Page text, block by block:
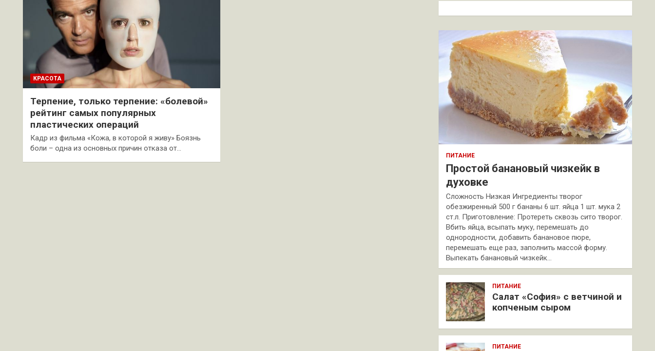
КРАСОТА
Терпение, только терпение: «болевой»
рейтинг самых популярных
пластических операций
Кадр из фильма «Кожа, в которой я живу» Боязнь
боли – одна из основных причин отказа от…
к
ПИТАНИЕ
Простой банановый чизкейк в
духовке
Сложность Низкая Ингредиенты творог
обезжиренный 500 г бананы 6 шт. яйца 1 шт. мука 2
ст.л. Приготовление: Протереть сквозь сито творог.
Вбить яйца, всыпать муку, перемешать до
однородности, добавить банановое пюре,
перемешать еще раз, заполнить массой форму.
Выпекать банановый чизкейк…
ПИТАНИЕ
Салат «София» с ветчиной и
копченым сыром
ПИТАНИЕ